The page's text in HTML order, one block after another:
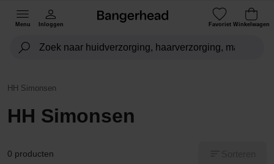
Menu Inloggen Favoriet Winkelwagen
HH Simonsen
HH Simonsen
0 producten